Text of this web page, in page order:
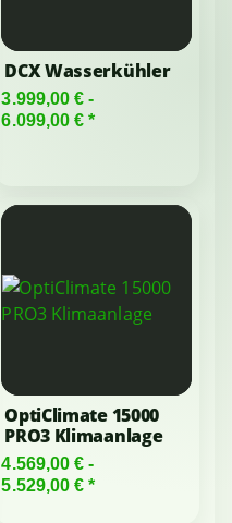
DCX Wasserkühler
3.999,00 € -
6.099,00 €*
OptiClimate 15000
PRO3 Klimaanlage
4.569,00 € -
5.529,00 €*